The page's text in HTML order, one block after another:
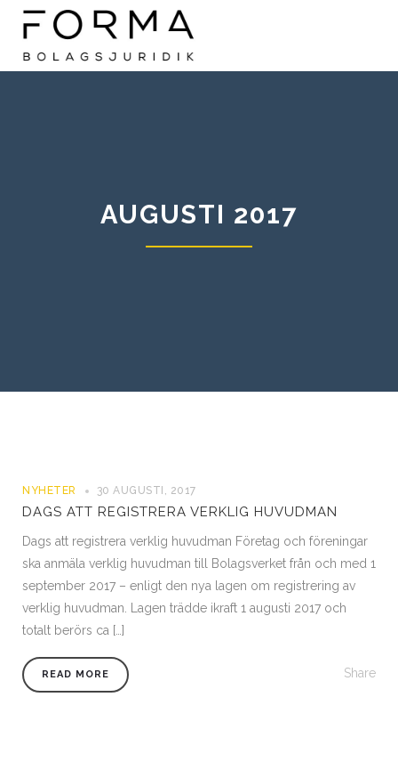
AUGUSTI 2017
NYHETER 30 AUGUSTI, 2017
DAGS ATT REGISTRERA VERKLIG HUVUDMAN
Dags att registrera verklig huvudman Företag och föreningar
ska anmäla verklig huvudman till Bolagsverket från och med 1
september 2017 – enligt den nya lagen om registrering av
verklig huvudman. Lagen trädde ikraft 1 augusti 2017 och
totalt berörs ca […]
READ MORE Share